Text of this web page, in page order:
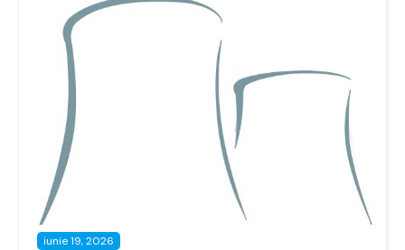
iunie 19, 2026